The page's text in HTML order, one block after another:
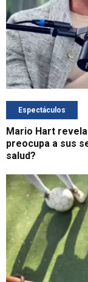
Espectáculos
Mario Hart
preocupa a sus
salud?